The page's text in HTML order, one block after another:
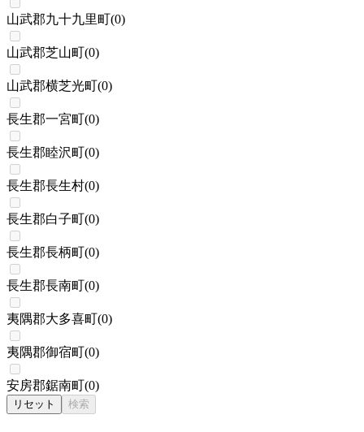
山武郡九十九里町(0)
山武郡芝山町(0)
山武郡横芝光町(0)
長生郡一宮町(0)
長生郡睦沢町(0)
長生郡長生村(0)
長生郡白子町(0)
長生郡長柄町(0)
長生郡長南町(0)
夷隅郡大多喜町(0)
夷隅郡御宿町(0)
安房郡鋸南町(0)
リセット 検索